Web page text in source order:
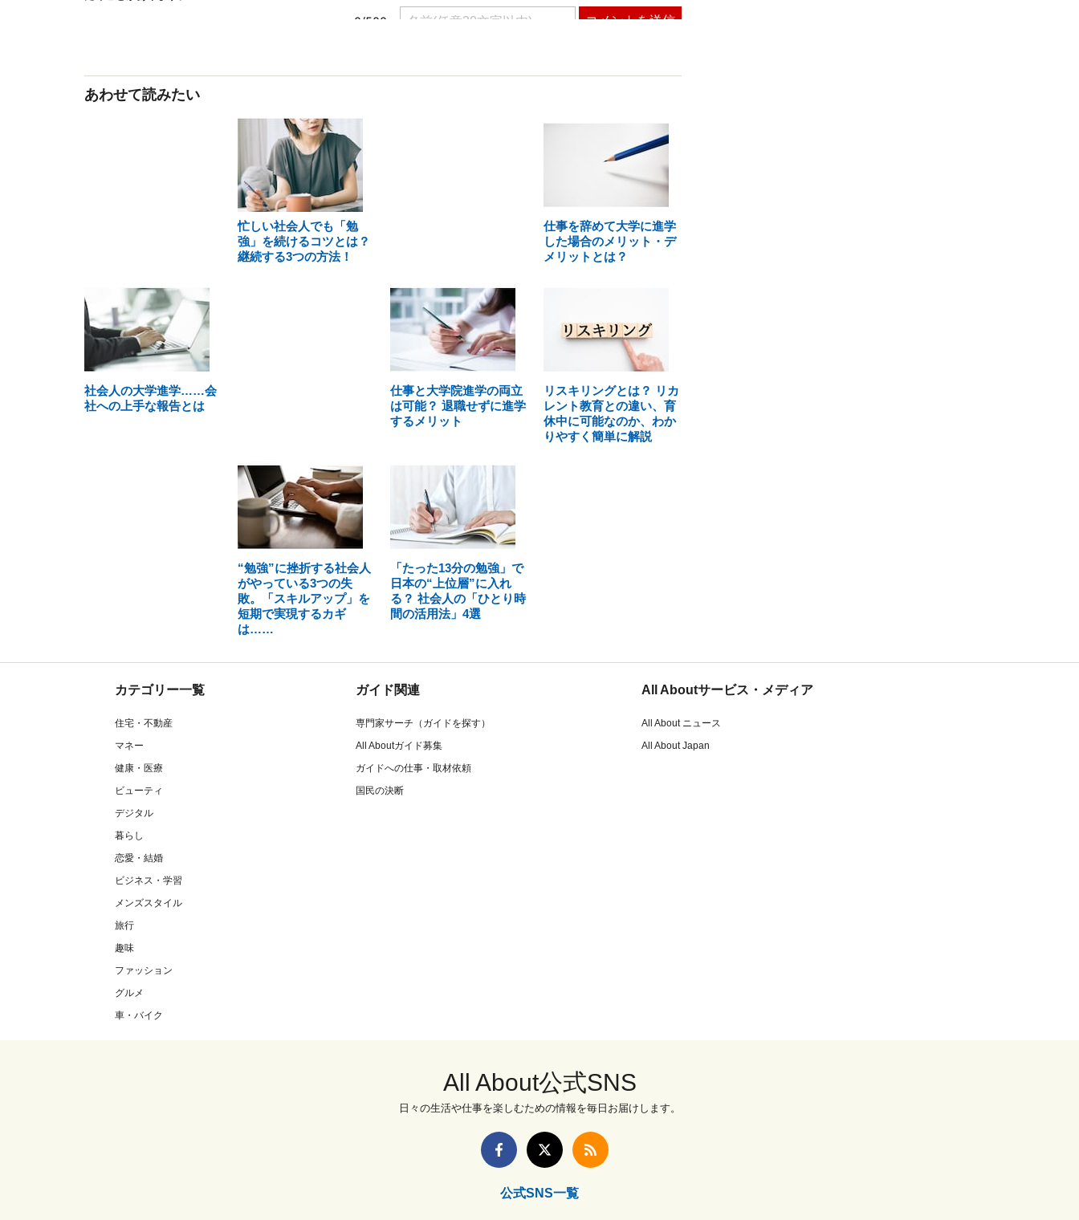
あわせて読みたい
忙しい社会人でも「勉
強」を続けるコツとは？
継続する3つの方法！
仕事を辞めて大学に進学
した場合のメリット・デ
メリットとは？
社会人の大学進学……会
社への上手な報告とは
仕事と大学院進学の両立
は可能？ 退職せずに進学
するメリット
リスキリングとは？ リカ
レント教育との違い、育
休中に可能なのか、わか
りやすく簡単に解説
“勉強”に挫折する社会人
がやっている3つの失
敗。「スキルアップ」を
短期で実現するカギ
は……
「たった13分の勉強」で
日本の“上位層”に入れ
る？ 社会人の「ひとり時
間の活用法」4選
カテゴリー一覧
住宅・不動産
マネー
健康・医療
ビューティ
デジタル
暮らし
恋愛・結婚
ビジネス・学習
メンズスタイル
旅行
趣味
ファッション
グルメ
車・バイク
ガイド関連
専門家サーチ（ガイドを探す）
All Aboutガイド募集
ガイドへの仕事・取材依頼
国民の決断
All Aboutサービス・メディア
All About ニュース
All About Japan
All About公式SNS
日々の生活や仕事を楽しむための情報を毎日お届けします。
公式SNS一覧